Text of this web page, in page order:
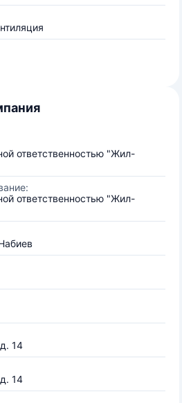
ответственностью "Жил-
ответственностью "Жил-
14
14